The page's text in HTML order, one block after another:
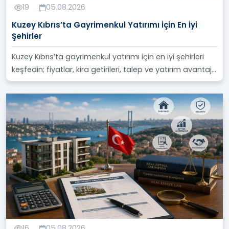
amaçlamaktadır. Akıllı ve karlı yatırım kararları
vermenize yardımcı olmak için yüksek kaliteli, güvenilir
ve kolayca erişilebilir içerik sağlamaya çalışıyoruz.
Türkiye'deki gayrimenkul yatırım dünyasında yeni olan
her şeyden haberdar olmak için blogumuzu düzenli
olarak ziyaret etmeye ve sunduğumuz en son
güncellemeleri ve analizleri takip etmeye davet
ediyoruz.
19 05.08.2026
Kuzey Kıbrıs’ta Gayrimenkul Yatırımı İçin En İyi
Şehirler
Kuzey Kıbrıs’ta gayrimenkul yatırımı için en iyi şehirleri
keşfedin; fiyatlar, kira getirileri, talep ve yatırım avantaj...